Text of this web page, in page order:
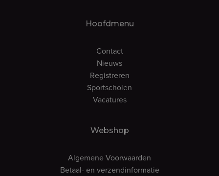
Hoofdmenu
Contact
Nieuws
Registreren
Sportscholen
Vacatures
Webshop
Algemene Voorwaarden
Betaal- en verzendinformatie